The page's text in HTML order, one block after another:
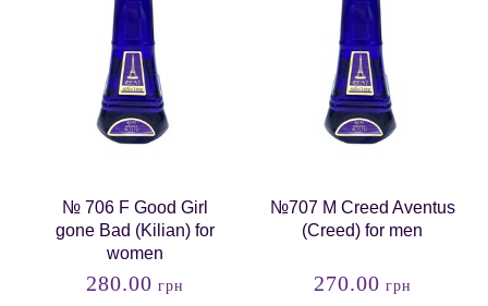
№ 706 F Good Girl
gone Bad (Kilian) for
women
280.00 грн
№707 M Creed Aventus
(Creed) for men
270.00 грн